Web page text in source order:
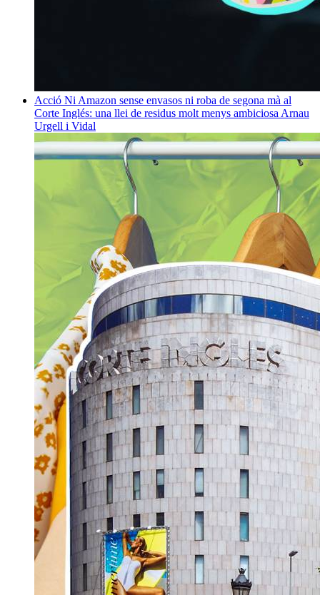
Acció Ni Amazon sense envasos ni roba de segona mà al
Corte Inglés: una llei de residus molt menys ambiciosa Arnau
Urgell i Vidal